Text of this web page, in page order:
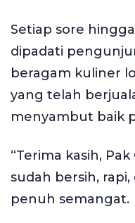
Setiap sore
dipadati
beragam kuliner
yang telah
menyambut baik
“Terima kasih,
sudah bersih, rapi,
penuh semangat.